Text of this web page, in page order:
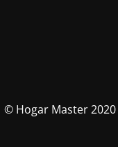
© Hogar Master 2020